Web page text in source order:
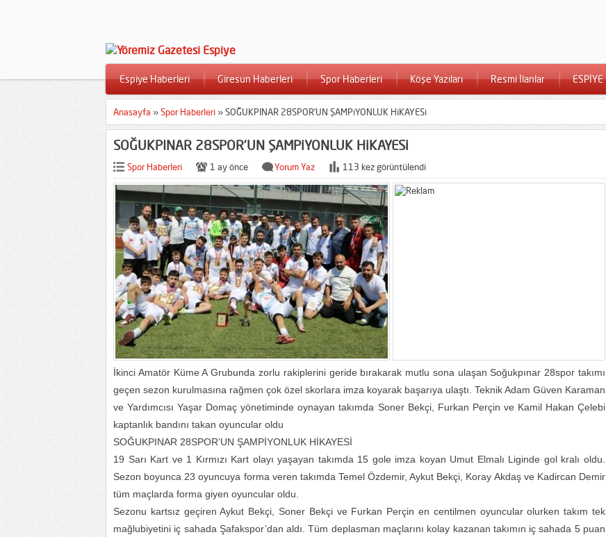
Espiye Haberleri Giresun Haberleri Spor Haberleri Köşe Yazıları Resmi İlanlar ESPİYE
Anasayfa »Spor Haberleri »SOĞUKPINAR 28SPOR’UN ŞAMPiYONLUK HiKAYESi
SOĞUKPINAR 28SPOR’UN ŞAMPiYONLUK HiKAYESi
Spor Haberleri 1 ay önce Yorum Yaz 113 kez görüntülendi
İkinci Amatör Küme A Grubunda zorlu rakiplerini geride bırakarak mutlu sona ulaşan Soğukpınar 28spor takımı
geçen sezon kurulmasına rağmen çok özel skorlara imza koyarak başarıya ulaştı. Teknik Adam Güven Karaman
ve Yardımcısı Yaşar Domaç yönetiminde oynayan takımda Soner Bekçi, Furkan Perçin ve Kamil Hakan Çelebi
kaptanlık bandını takan oyuncular oldu
SOĞUKPINAR 28SPOR’UN ŞAMPİYONLUK HİKAYESİ
19 Sarı Kart ve 1 Kırmızı Kart olayı yaşayan takımda 15 gole imza koyan Umut Elmalı Liginde gol kralı oldu.
Sezon boyunca 23 oyuncuya forma veren takımda Temel Özdemir, Aykut Bekçi, Koray Akdaş ve Kadircan Demir
tüm maçlarda forma giyen oyuncular oldu.
Sezonu kartsız geçiren Aykut Bekçi, Soner Bekçi ve Furkan Perçin en centilmen oyuncular olurken takım tek
mağlubiyetini iç sahada Şafakspor’dan aldı. Tüm deplasman maçlarını kolay kazanan takımın iç sahada 5 puan